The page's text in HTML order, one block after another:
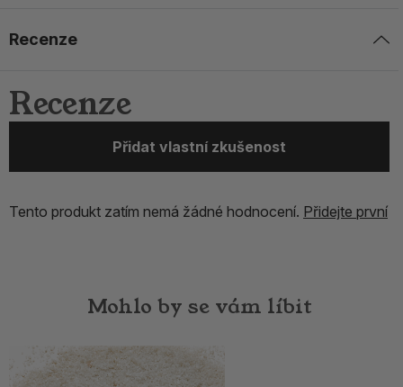
Recenze
Recenze
Přidat vlastní zkušenost
Tento produkt zatím nemá žádné hodnocení. Přidejte první
Mohlo by se vám líbit